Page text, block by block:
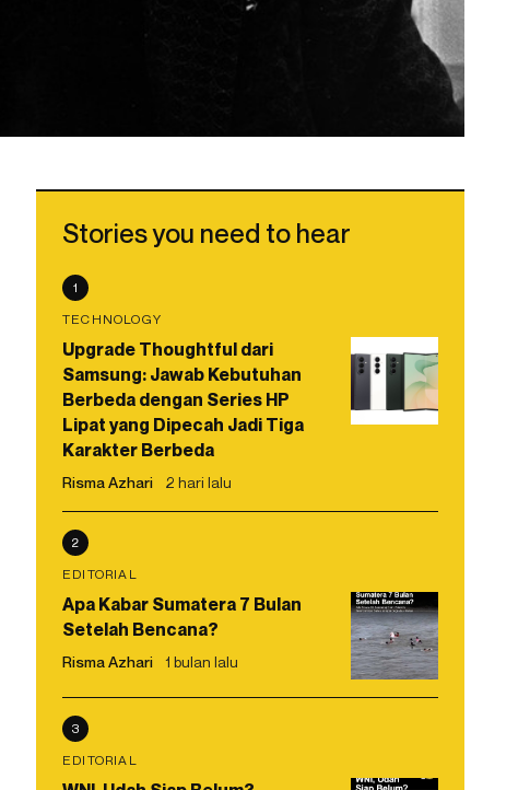
Stories you need to hear
1
TECHNOLOGY
Upgrade Thoughtful dari
Samsung: Jawab Kebutuhan
Berbeda dengan Series HP
Lipat yang Dipecah Jadi Tiga
Karakter Berbeda
Risma Azhari 2 hari lalu
2
EDITORIAL
Apa Kabar Sumatera 7 Bulan
Setelah Bencana?
Risma Azhari 1 bulan lalu
3
EDITORIAL